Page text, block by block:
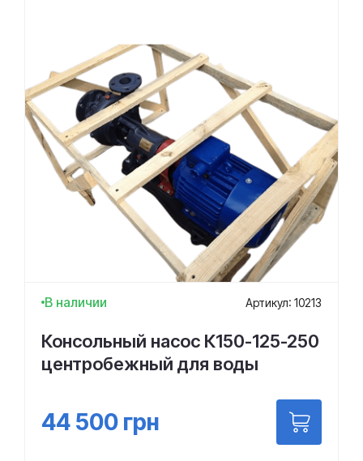
В наличии Артикул: 10213
Консольный насос К150-125-250
центробежный для воды
44 500 грн